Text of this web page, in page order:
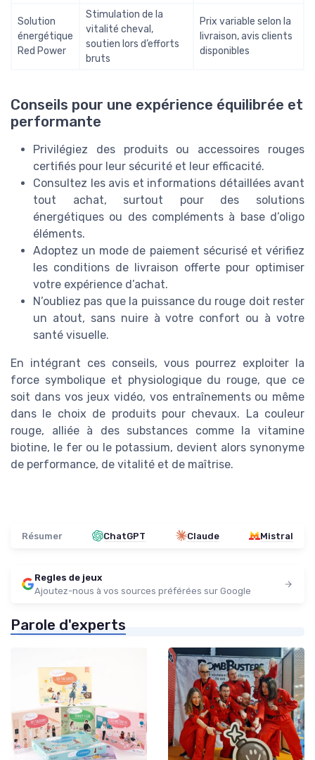
Solution
énergétique
Red Power
Stimulation de la
vitalité cheval,
soutien lors d’efforts
bruts
Prix variable selon la
livraison, avis clients
disponibles
Conseils pour une expérience équilibrée et
performante
Privilégiez des produits ou accessoires rouges
certifiés pour leur sécurité et leur efficacité.
Consultez les avis et informations détaillées avant
tout achat, surtout pour des solutions
énergétiques ou des compléments à base d’oligo
éléments.
Adoptez un mode de paiement sécurisé et vérifiez
les conditions de livraison offerte pour optimiser
votre expérience d’achat.
N’oubliez pas que la puissance du rouge doit rester
un atout, sans nuire à votre confort ou à votre
santé visuelle.
En intégrant ces conseils, vous pourrez exploiter la
force symbolique et physiologique du rouge, que ce
soit dans vos jeux vidéo, vos entraînements ou même
dans le choix de produits pour chevaux. La couleur
rouge, alliée à des substances comme la vitamine
biotine, le fer ou le potassium, devient alors synonyme
de performance, de vitalité et de maîtrise.
Résumer ChatGPT Claude Mistral
Regles de jeux
Ajoutez-nous à vos sources préférées sur Google
Parole d'experts